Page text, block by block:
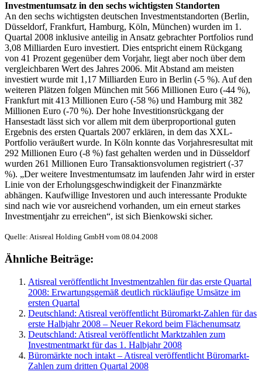
Investmentumsatz in den sechs wichtigsten Standorten
An den sechs wichtigsten deutschen Investmentstandorten (Berlin,
Düsseldorf, Frankfurt, Hamburg, Köln, München) wurden im 1.
Quartal 2008 inklusive anteilig in Ansatz gebrachter Portfolios rund
3,08 Milliarden Euro investiert. Dies entspricht einem Rückgang
von 41 Prozent gegenüber dem Vorjahr, liegt aber noch über dem
vergleichbaren Wert des Jahres 2006. Mit Abstand am meisten
investiert wurde mit 1,17 Milliarden Euro in Berlin (-5 %). Auf den
weiteren Plätzen folgen München mit 566 Millionen Euro (-44 %),
Frankfurt mit 413 Millionen Euro (-58 %) und Hamburg mit 382
Millionen Euro (-70 %). Der hohe Investitionsrückgang der
Hansestadt lässt sich vor allem mit dem überproportional guten
Ergebnis des ersten Quartals 2007 erklären, in dem das XXL-
Portfolio veräußert wurde. In Köln konnte das Vorjahresresultat mit
292 Millionen Euro (-8 %) fast gehalten werden und in Düsseldorf
wurden 261 Millionen Euro Transaktionsvolumen registriert (-37
%). „Der weitere Investmentumsatz im laufenden Jahr wird in erster
Linie von der Erholungsgeschwindigkeit der Finanzmärkte
abhängen. Kaufwillige Investoren und auch interessante Produkte
sind nach wie vor ausreichend vorhanden, um ein erneut starkes
Investmentjahr zu erreichen“, ist sich Bienkowski sicher.
Quelle: Atisreal Holding GmbH vom 08.04.2008
Ähnliche Beiträge:
Atisreal veröffentlicht Investmentzahlen für das erste Quartal
2008: Erwartungsgemäß deutlich rückläufige Umsätze im
ersten Quartal
Deutschland: Atisreal veröffentlicht Büromarkt-Zahlen für das
erste Halbjahr 2008 – Neuer Rekord beim Flächenumsatz
Deutschland: Atisreal veröffentlicht Marktzahlen zum
Investmentmarkt für das 1. Halbjahr 2008
Büromärkte noch intakt – Atisreal veröffentlicht Büromarkt-
Zahlen zum dritten Quartal 2008